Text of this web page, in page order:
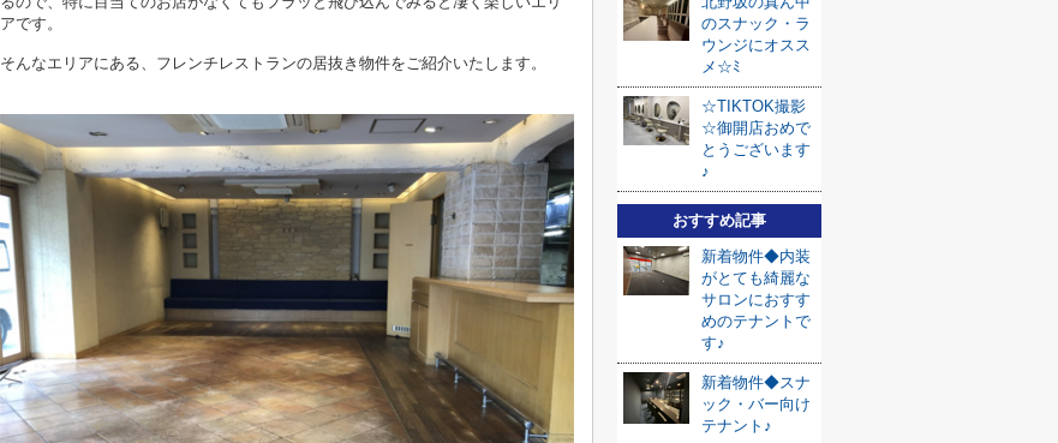
アです。
そんなエリアにある、フレンチレストランの居抜き物件をご紹介いたします。
のスナック・ラ
ウンジにオスス
メ☆ﾐ
☆TIKTOK撮影
☆御開店おめで
とうございます
♪
おすすめ記事
新着物件◆内装
がとても綺麗な
サロンにおすす
めのテナントで
す♪
新着物件◆スナ
ック・バー向け
テナント♪